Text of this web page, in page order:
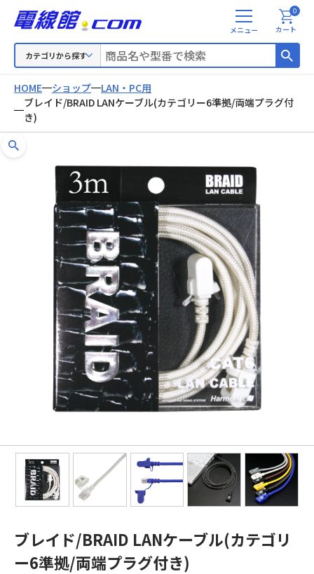
カテゴリから探す
メ
ニ
カート
0
HOME ショップ
LAN・PC用
ブレイド/BRAID LANケーブル(カテゴリー6準拠/両端プラグ付
き)
ブレイド/BRAID LANケーブル(カテゴリ
ー6準拠/両端プラグ付き)